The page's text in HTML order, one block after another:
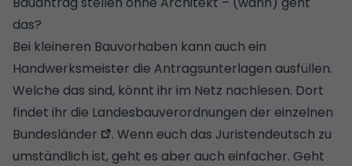
das?
Bei kleineren Bauvorhaben kann auch ein
Handwerksmeister die Antragsunterlagen ausfüllen.
Welche das sind, könnt ihr im Netz nachlesen. Dort
findet ihr die Landesbauverordnungen der einzelnen
Bundesländer
. Wenn euch das Juristendeutsch zu
umständlich ist, geht es aber auch einfacher. Geht